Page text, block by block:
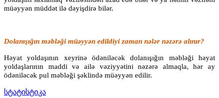
müəyyən müddət ilə dəyişdirə bilər.
Dolanışığın məbləği müəyyən edildiyi zaman nələr nəzərə alınır?
Həyat yoldaşının xeyrinə ödəniləcək dolanışığın məbləği həyat
yoldaşlarının maddi və ailə vəziyyətini nəzərə almaqla, hər ay
ödəniləcək pul məbləği şəklində müəyyən edilir.
სტატისტიკა